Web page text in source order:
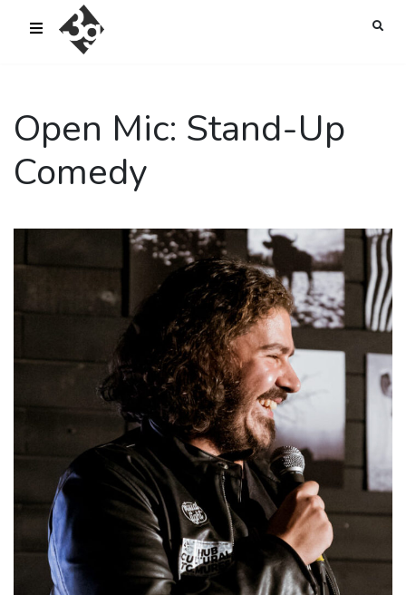
sold-out-button {{acf:sold_out}}
Open Mic: Stand-Up
Comedy